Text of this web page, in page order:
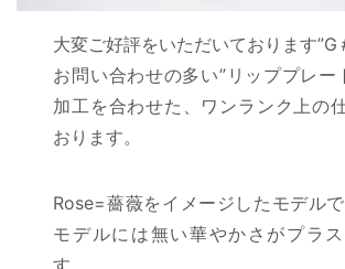
大変ご好評をいただいております”G
お問い合わせの多い”リッププレー
加工を合わせた、ワンランク上の
おります。
Rose=薔薇をイメージしたモデル
モデルには無い華やかさがプラ
す。